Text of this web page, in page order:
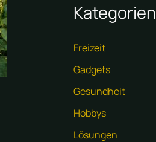
Kategorien
Freizeit
Gadgets
Gesundheit
Hobbys
Lösungen